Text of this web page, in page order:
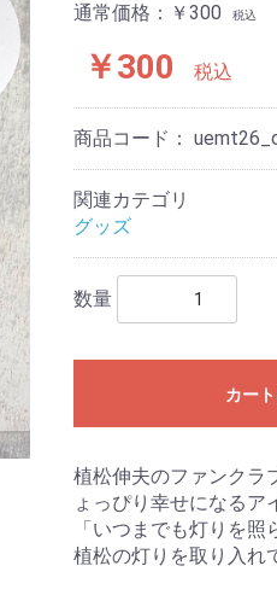
通常価格：￥300 税込
￥300 税込
商品コード：
関連カテゴリ
グッズ
数量
カー
植松伸夫のファンクラ
ょっぴり幸せになるア
「いつまでも灯りを
植松の灯りを取り入れ